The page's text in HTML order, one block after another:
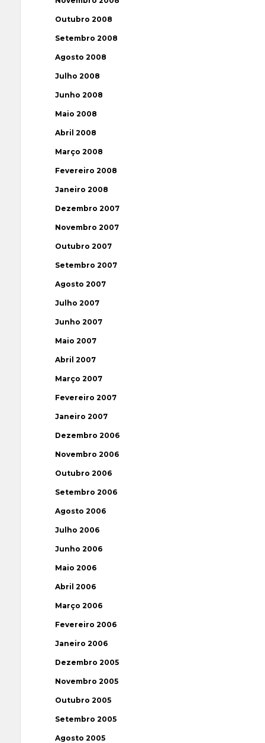
Outubro 2008
Setembro 2008
Agosto 2008
Julho 2008
Junho 2008
Maio 2008
Abril 2008
Março 2008
Fevereiro 2008
Janeiro 2008
Dezembro 2007
Novembro 2007
Outubro 2007
Setembro 2007
Agosto 2007
Julho 2007
Junho 2007
Maio 2007
Abril 2007
Março 2007
Fevereiro 2007
Janeiro 2007
Dezembro 2006
Novembro 2006
Outubro 2006
Setembro 2006
Agosto 2006
Julho 2006
Junho 2006
Maio 2006
Abril 2006
Março 2006
Fevereiro 2006
Janeiro 2006
Dezembro 2005
Novembro 2005
Outubro 2005
Setembro 2005
Agosto 2005